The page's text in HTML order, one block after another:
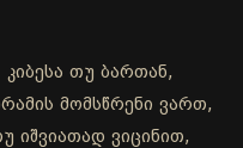
კიბესა თუ ბართან,
მომსწრენი ვართ,
იშვიათად ვიცინით,